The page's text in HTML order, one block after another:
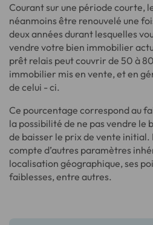
Courant sur une période courte,
néanmoins être renouvelé une
deux années durant lesquelles
vendre votre bien immobilier
prêt relais peut couvrir de 50 à
immobilier mis en vente, et en
de celui - ci.
Ce pourcentage correspond au
la possibilité de ne pas vendre le
de baisser le prix de vente
compte d’autres paramètres
localisation géographique, ses
faiblesses, entre autres.